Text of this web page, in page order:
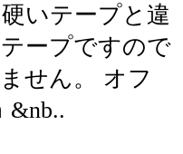
いテープと違
ープですので
せん。 オフ
&nb..